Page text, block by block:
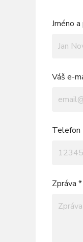
Jméno
Váš e-
Telefon
Zpráva *